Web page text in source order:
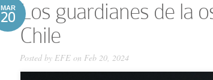
MAR
20 Los guardianes de la
Chile
Posted by EFE on Feb 20, 2024